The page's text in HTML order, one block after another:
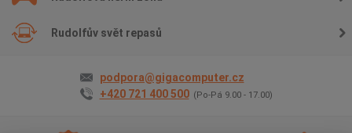
Rudolfův svět repasů
podpora@gigacomputer.cz
+420 721 400 500 (Po-Pá 9.00 - 17.00)